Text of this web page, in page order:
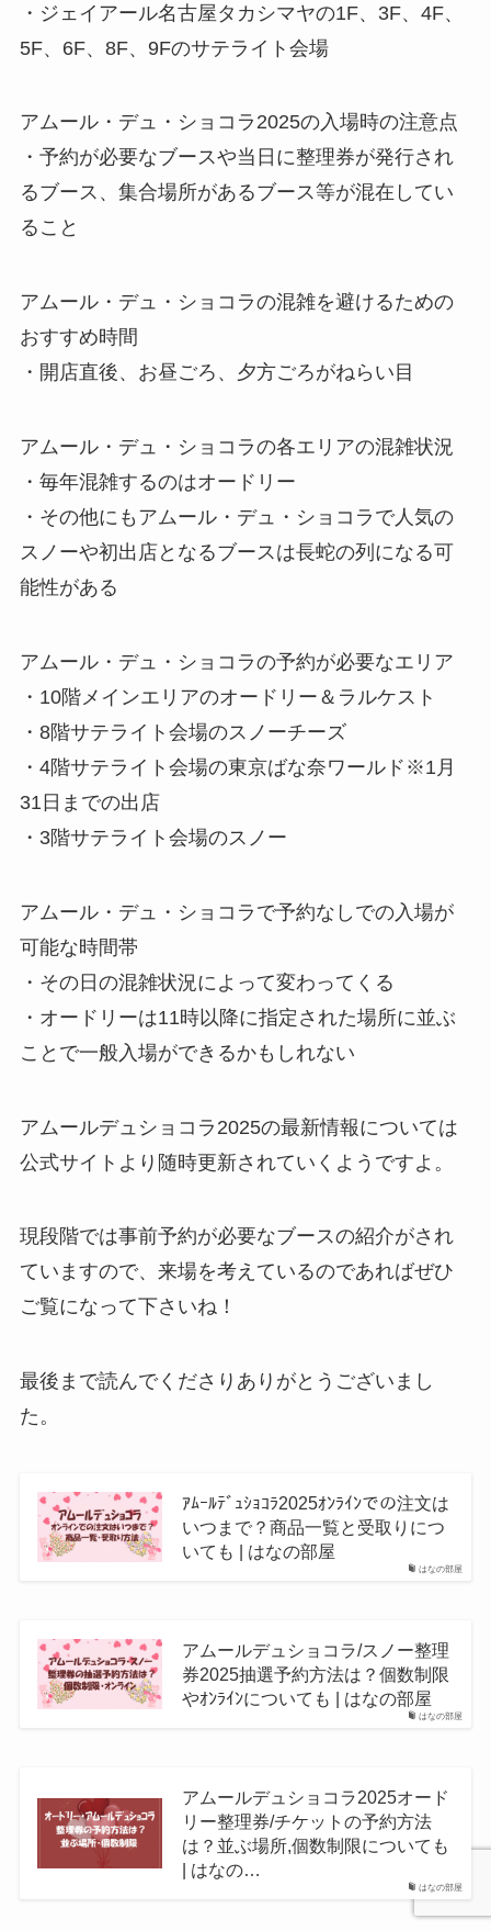
・ジェイアール名古屋タカシマヤの1F、3F、4F、
5F、6F、8F、9Fのサテライト会場
アムール・デュ・ショコラ2025の入場時の注意点
・予約が必要なブースや当日に整理券が発行され
るブース、集合場所があるブース等が混在してい
ること
アムール・デュ・ショコラの混雑を避けるための
おすすめ時間
・開店直後、お昼ごろ、夕方ごろがねらい目
アムール・デュ・ショコラの各エリアの混雑状況
・毎年混雑するのはオードリー
・その他にもアムール・デュ・ショコラで人気の
スノーや初出店となるブースは長蛇の列になる可
能性がある
アムール・デュ・ショコラの予約が必要なエリア
・10階メインエリアのオードリー＆ラルケスト
・8階サテライト会場のスノーチーズ
・4階サテライト会場の東京ばな奈ワールド※1月
31日までの出店
・3階サテライト会場のスノー
アムール・デュ・ショコラで予約なしでの入場が
可能な時間帯
・その日の混雑状況によって変わってくる
・オードリーは11時以降に指定された場所に並ぶ
ことで一般入場ができるかもしれない
アムールデュショコラ2025の最新情報については
公式サイトより随時更新されていくようですよ。
現段階では事前予約が必要なブースの紹介がされ
ていますので、来場を考えているのであればぜひ
ご覧になって下さいね！
最後まで読んでくださりありがとうございまし
た。
はなの部屋
ｱﾑｰﾙﾃﾞｭｼｮｺﾗ2025ｵﾝﾗｲﾝでの注文は
いつまで？商品一覧と受取りにつ
いても | はなの部屋
はなの部屋
アムールデュショコラ/スノー整理
券2025抽選予約方法は？個数制限
やｵﾝﾗｲﾝについても | はなの部屋
はなの部屋
アムールデュショコラ2025オード
リー整理券/チケットの予約方法
は？並ぶ場所,個数制限についても
| はなの…